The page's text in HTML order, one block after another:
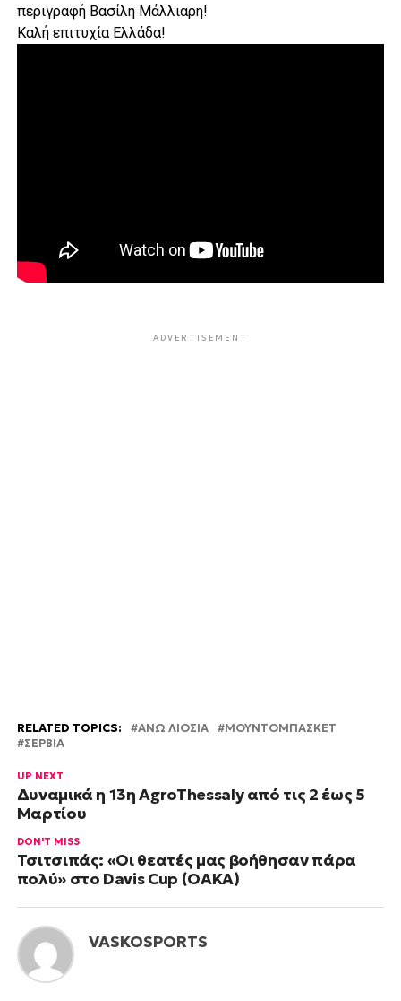
περιγραφή Βασίλη Μάλλιαρη!
Καλή επιτυχία Ελλάδα!
ADVERTISEMENT
RELATED TOPICS: ΑΝΩ ΛΙΟΣΙΑ
ΜΟΥΝΤΟΜΠΑΣΚΕΤ
ΣΕΡΒΙΑ
UP NEXT
Δυναμικά η 13η AgroThessaly από τις 2 έως 5
Μαρτίου
DON'T MISS
Τσιτσιπάς: «Οι θεατές μας βοήθησαν πάρα
πολύ» στο Davis Cup (ΟΑΚΑ)
VASKOSPORTS